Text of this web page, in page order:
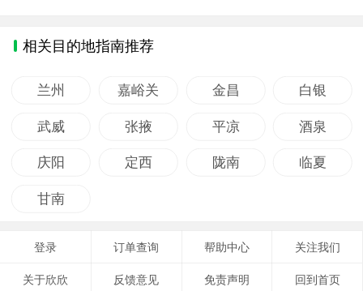
相关目的地指南推荐
兰州 嘉峪关 金昌 白银
武威 张掖 平凉 酒泉
庆阳 定西 陇南 临夏
甘南
登录 订单查询 帮助中心 关注我们
关于欣欣 反馈意见 免责声明 回到首页